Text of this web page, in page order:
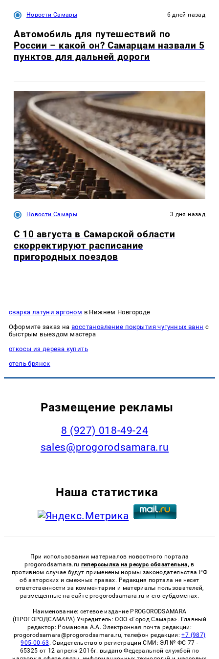
Новости Самары 6 дней назад
Автомобиль для путешествий по
России – какой он? Самарцам назвали 5
пунктов для дальней дороги
Новости Самары 3 дня назад
С 10 августа в Самарской области
скорректируют расписание
пригородных поездов
сварка латуни аргоном в Нижнем Новгороде
Оформите заказ на восстановление покрытия чугунных ванн с
быстрым выездом мастера
откосы из дерева купить
отель брянск
Размещение рекламы
8 (927) 018-49-24
sales@progorodsamara.ru
Наша статистика
При использовании материалов новостного портала
progorodsamara.ru гиперссылка на ресурс обязательна, в
противном случае будут применены нормы законодательства РФ
об авторских и смежных правах. Редакция портала не несет
ответственности за комментарии и материалы пользователей,
размещенные на сайте progorodsamara.ru и его субдоменах.
Наименование: сетевое издание PROGORODSAMARA
(ПРОГОРОДСАМАРА) Учредитель: ООО «Город Самара». Главный
редактор: Романова А.А. Электронная почта редакции:
progorodsamara@progorodsamara.ru, телефон редакции:+7 (987)
905-00-63 . Свидетельство о регистрации СМИ: ЭЛ № ФС 77 -
65325 от 12 апреля 2016г. выдано Федеральной службой по